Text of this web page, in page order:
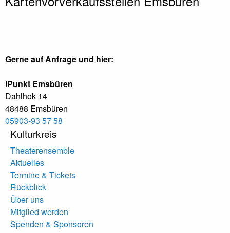
Gerne auf Anfrage und hier:
iPunkt Emsbüren
Dahlhok 14
48488 Emsbüren
05903-93 57 58
Kulturkreis
Theaterensemble
Aktuelles
Termine & Tickets
Rückblick
Über uns
Mitglied werden
Spenden & Sponsoren